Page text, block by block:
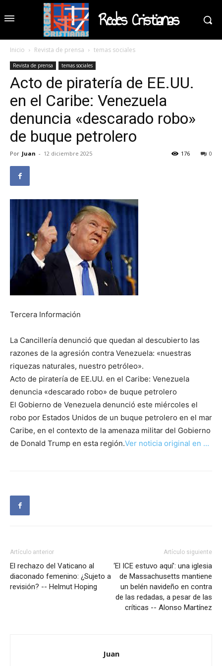
Redes Cristianas
Inicio Revista de prensa temas sociales
Revista de prensa temas sociales
Acto de piratería de EE.UU.
en el Caribe: Venezuela
denuncia «descarado robo»
de buque petrolero
Por Juan - 12 diciembre 2025 0
176
Tercera Información
La Cancillería denunció que quedan al descubierto las
razones de la agresión contra Venezuela: «nuestras
riquezas naturales, nuestro petróleo».
Acto de piratería de EE.UU. en el Caribe: Venezuela
denuncia «descarado robo» de buque petrolero
El Gobierno de Venezuela denunció este miércoles el
robo por Estados Unidos de un buque petrolero en el mar
Caribe, en el contexto de la amenaza militar del Gobierno
de Donald Trump en esta región.Ver noticia original en …
Artículo anterior
El rechazo del Vaticano al
diaconado femenino: ¿Sujeto a
revisión? -- Helmut Hoping
Artículo siguiente
‘El ICE estuvo aquí’: una iglesia
de Massachusetts mantiene
un belén navideño en contra
de las redadas, a pesar de las
críticas -- Alonso Martínez
Juan